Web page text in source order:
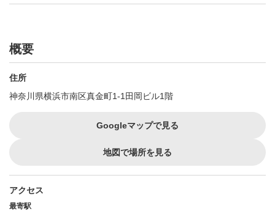
概要
住所
神奈川県横浜市南区真金町1-1田岡ビル1階
Googleマップで見る
地図で場所を見る
アクセス
最寄駅